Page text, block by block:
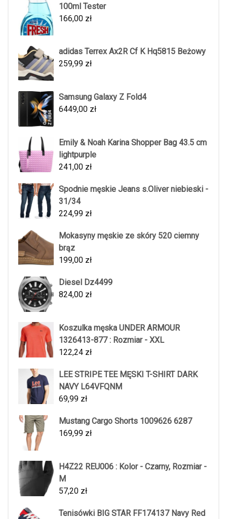
100ml Tester
166,00 zł
adidas Terrex Ax2R Cf K Hq5815 Beżowy
259,99 zł
Samsung Galaxy Z Fold4
6449,00 zł
Emily & Noah Karina Shopper Bag 43.5 cm
lightpurple
241,00 zł
Spodnie męskie Jeans s.Oliver niebieski -
31/34
224,99 zł
Mokasyny męskie ze skóry 520 ciemny
brąz
199,00 zł
Diesel Dz4499
824,00 zł
Koszulka męska UNDER ARMOUR
1326413-877 : Rozmiar - XXL
122,24 zł
LEE STRIPE TEE MĘSKI T-SHIRT DARK
NAVY L64VFQNM
69,99 zł
Mustang Cargo Shorts 1009626 6287
169,99 zł
H4Z22 REU006 : Kolor - Czarny, Rozmiar -
M
57,20 zł
Tenisówki BIG STAR FF174137 Navy Red